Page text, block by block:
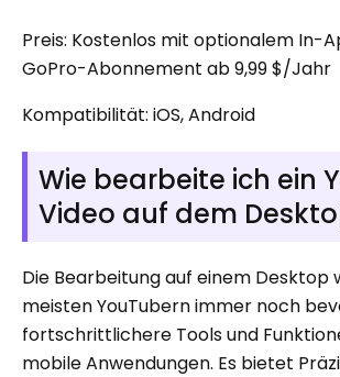
Preis: Kostenlos mit optionalem In-
GoPro-Abonnement ab 9,99 $/Jahr
Kompatibilität: iOS, Android
Wie bearbeite ich ein
Video auf dem
Die Bearbeitung auf einem Desktop
meisten YouTubern immer noch
fortschrittlichere Tools und
mobile Anwendungen. Es bietet